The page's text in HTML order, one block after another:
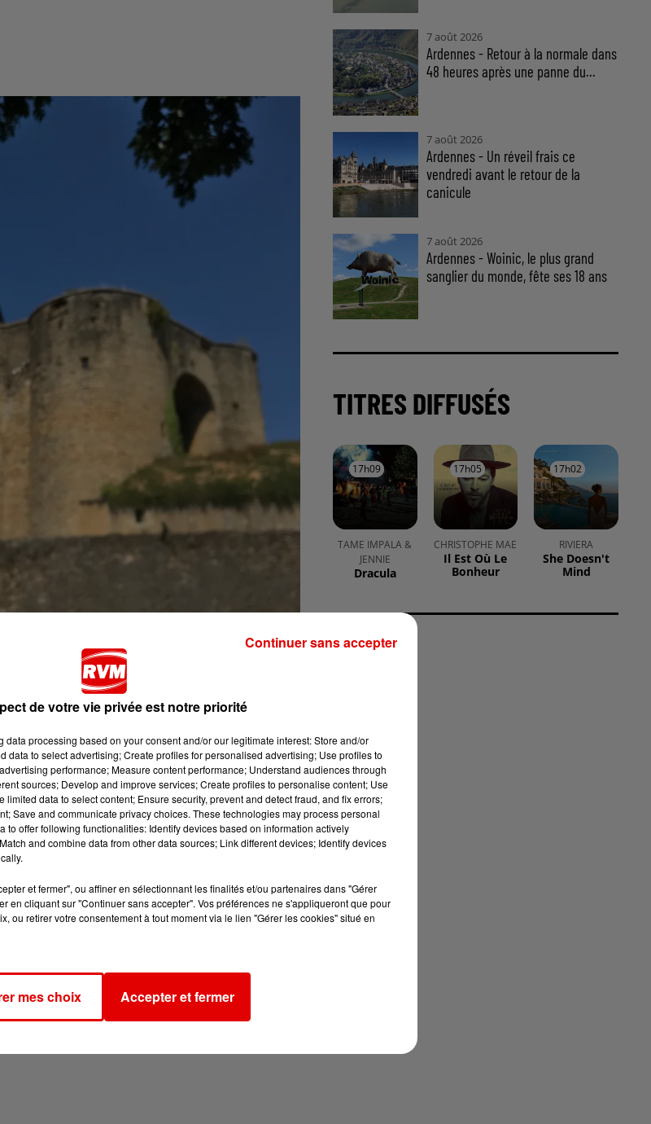
l’Echappée Bière (basée à Lille et
Pass Bière Ardenne », un livret au même
d’avantages et de gratuités au sein de
Comme pour un passeport, il faudra
quelques exemples, au micro de Manon
le passeport est remboursé.
notamment à Charleville, Sedan, Givet
7 août 2026
Ardennes - Retour à la normale dans
48 heures après une panne du...
7 août 2026
Ardennes - Un réveil frais ce
vendredi avant le retour de la
canicule
7 août 2026
Ardennes - Woinic, le plus grand
sanglier du monde, fête ses 18 ans
TITRES DIFFUSÉS
17h09
17h09
TAME IMPALA &
JENNIE
Dracula
17h05
17h05
CHRISTOPHE MAE
Il Est Où Le
Bonheur
17h02
17h02
RIVIERA
She Doesn't
Mind
de votre vie privée est notre priorité
data processing based on your consent and/or our legitimate interest: Store and/or
data to select advertising; Create profiles for personalised advertising; Use profiles to
performance; Measure content performance; Understand audiences through
sources; Develop and improve services; Create profiles to personalise content; Use
data to select content; Ensure security, prevent and detect fraud, and fix errors;
Save and communicate privacy choices. These technologies may process personal
to offer following functionalities: Identify devices based on information actively
and combine data from other data sources; Link different devices; Identify devices
et fermer", ou affiner en sélectionnant les finalités et/ou partenaires dans "Gérer
en cliquant sur "Continuer sans accepter". Vos préférences ne s'appliqueront que pour
ou retirer votre consentement à tout moment via le lien "Gérer les cookies" situé en
mes choix Accepter et fermer
Continuer sans accepter